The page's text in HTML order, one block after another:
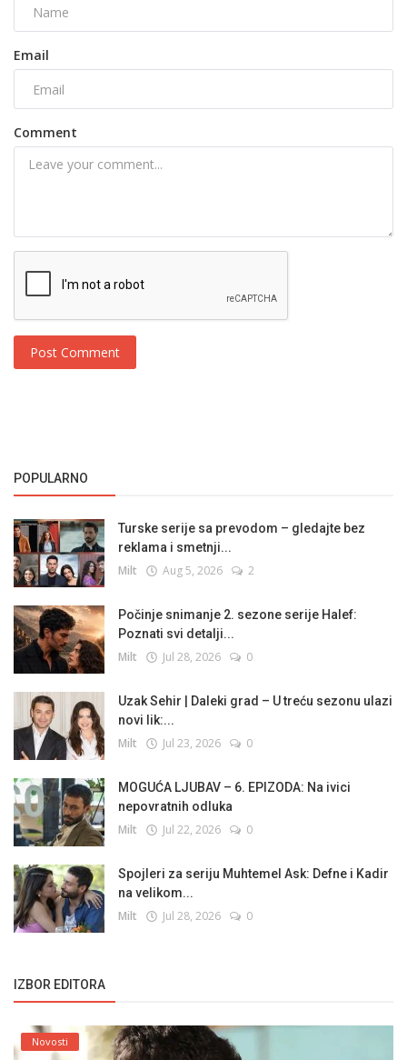
Email
Comment
Post Comment
POPULARNO
Turske serije sa prevodom – gledajte bez
reklama i smetnji...
Milt Aug 5, 2026 2
Počinje snimanje 2. sezone serije Halef:
Poznati svi detalji...
Milt Jul 28, 2026 0
Uzak Sehir | Daleki grad – U treću sezonu ulazi
novi lik:...
Milt Jul 23, 2026 0
MOGUĆA LJUBAV – 6. EPIZODA: Na ivici
nepovratnih odluka
Milt Jul 22, 2026 0
Spojleri za seriju Muhtemel Ask: Defne i Kadir
na velikom...
Milt Jul 28, 2026 0
IZBOR EDITORA
Novosti